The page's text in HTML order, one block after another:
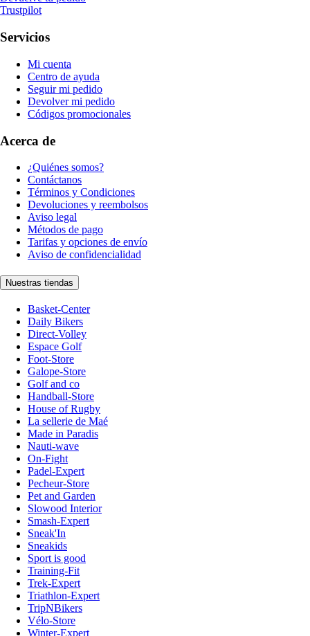
Trustpilot
Servicios
Mi cuenta
Centro de ayuda
Seguir mi pedido
Devolver mi pedido
Códigos promocionales
Acerca de
¿Quiénes somos?
Contáctanos
Términos y Condiciones
Devoluciones y reembolsos
Aviso legal
Métodos de pago
Tarifas y opciones de envío
Aviso de confidencialidad
Nuestras tiendas
Basket-Center
Daily Bikers
Direct-Volley
Espace Golf
Foot-Store
Galope-Store
Golf and co
Handball-Store
House of Rugby
La sellerie de Maé
Made in Paradis
Nauti-wave
On-Fight
Padel-Expert
Pecheur-Store
Pet and Garden
Slowood Interior
Smash-Expert
Sneak'In
Sneakids
Sport is good
Training-Fit
Trek-Expert
Triathlon-Expert
TripNBikers
Vélo-Store
Winter-Expert